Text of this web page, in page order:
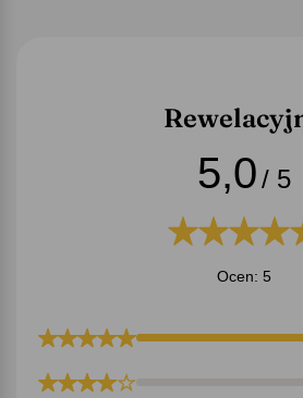
5,0/ 5
Ocen: 5